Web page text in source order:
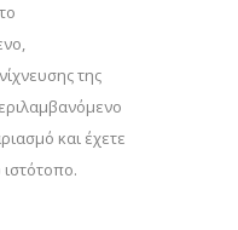
της
και έχετε